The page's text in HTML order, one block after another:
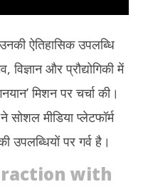
ऐतिहासिक उपलब्धि
और प्रौद्योगिकी में
मिशन पर चर्चा की।
सोशल मीडिया प्लेटफॉर्म
उपलब्धियों पर गर्व है।
with